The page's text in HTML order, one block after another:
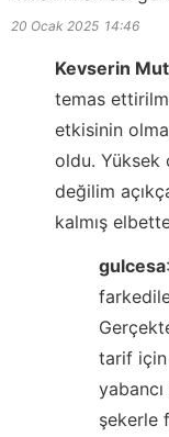
20 Ocak 2025 14:46
Kevserin
temas
etkisinin
oldu. Yüksek
değilim
kalmış
gulcesa:
tarif
şekerle